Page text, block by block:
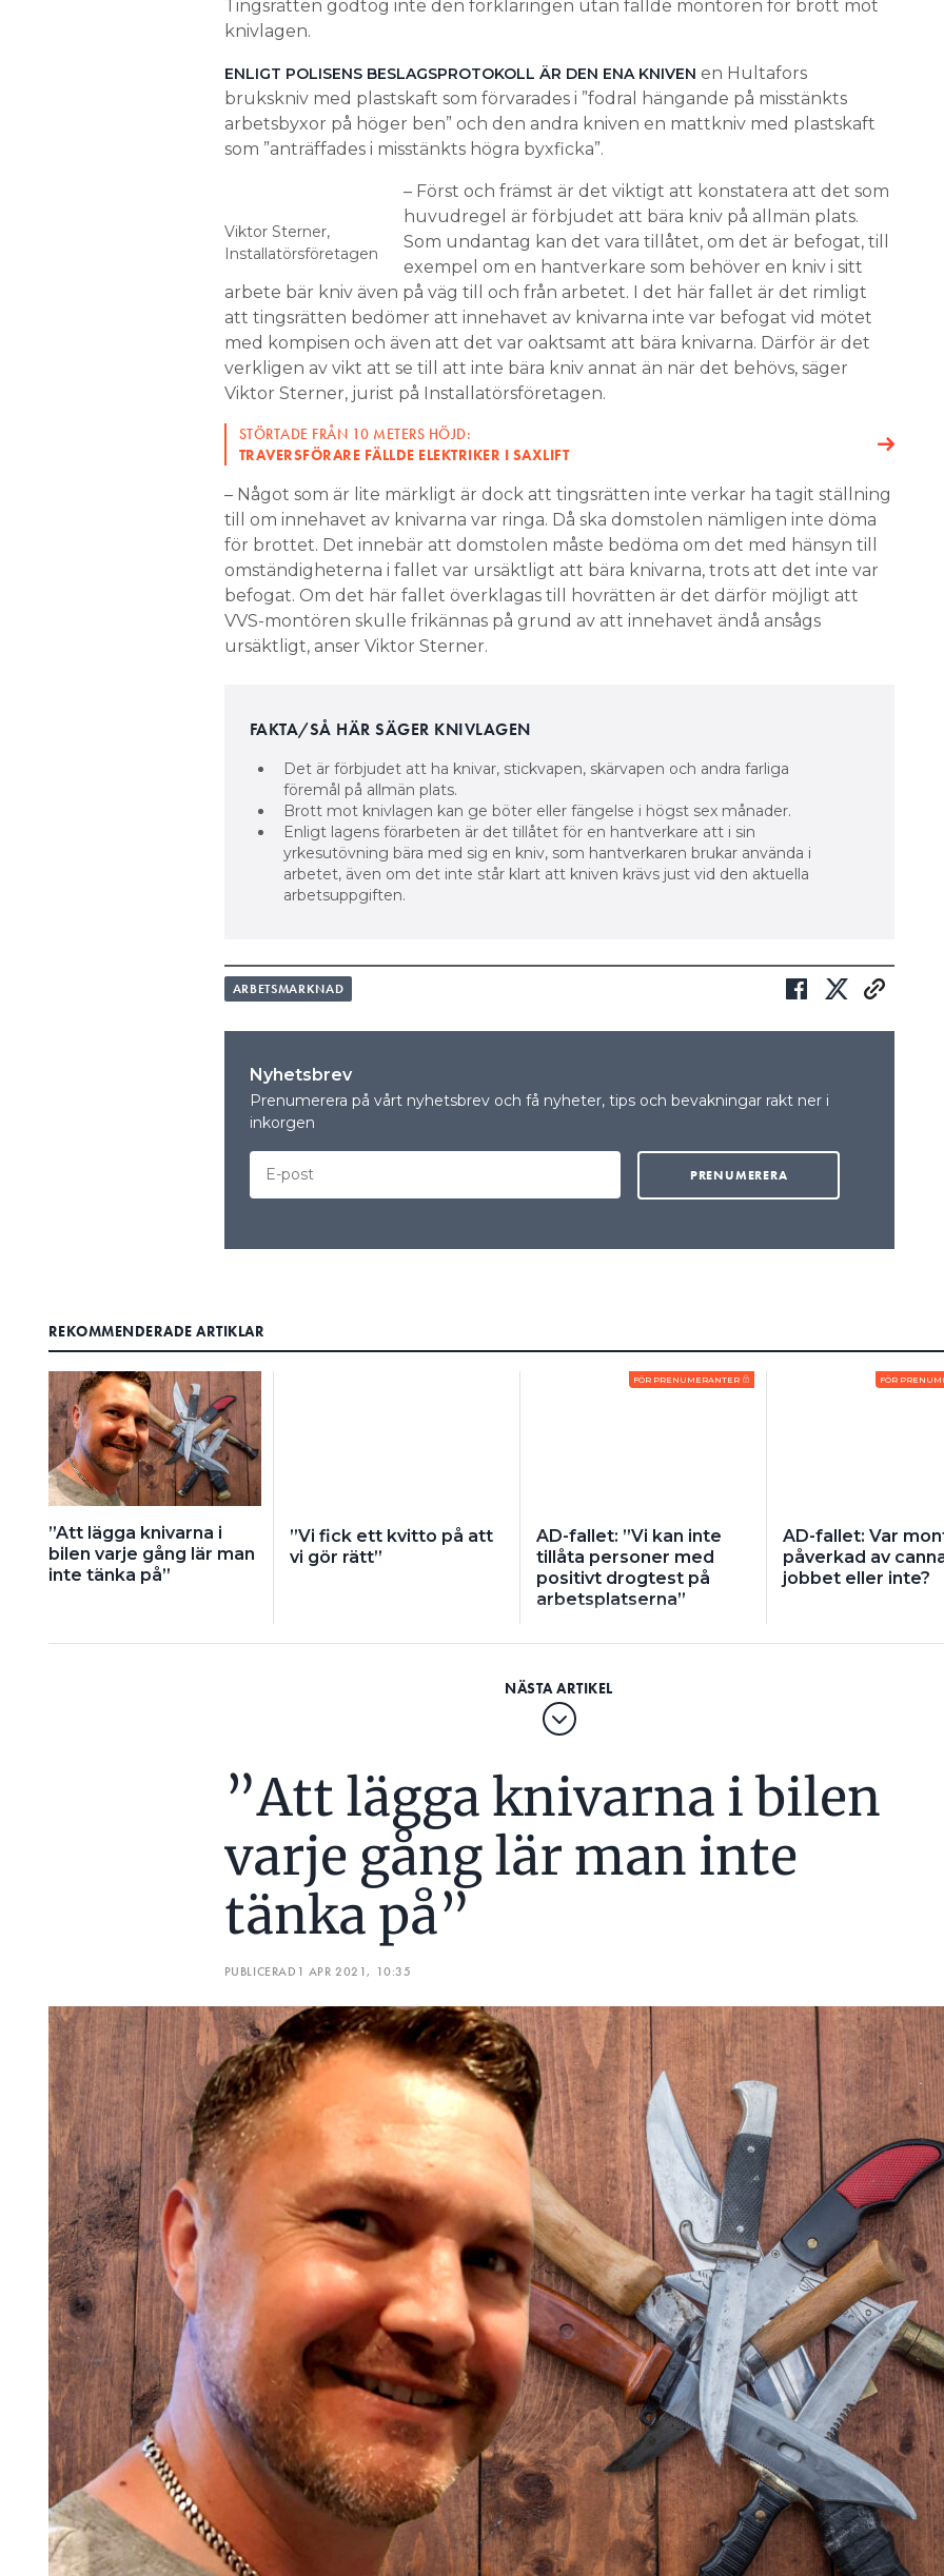
Tingsrätten godtog inte den förklaringen utan fällde montören för brott mot
knivlagen.
ENLIGT POLISENS BESLAGSPROTOKOLL ÄR DEN ENA KNIVEN en Hultafors
brukskniv med plastskaft som förvarades i ”fodral hängande på misstänkts
arbetsbyxor på höger ben” och den andra kniven en mattkniv med plastskaft
som ”anträffades i misstänkts högra byxficka”.
Viktor Sterner,
Installatörsföretagen
– Först och främst är det viktigt att konstatera att det som
huvudregel är förbjudet att bära kniv på allmän plats.
Som undantag kan det vara tillåtet, om det är befogat, till
exempel om en hantverkare som behöver en kniv i sitt
arbete bär kniv även på väg till och från arbetet. I det här fallet är det rimligt
att tingsrätten bedömer att innehavet av knivarna inte var befogat vid mötet
med kompisen och även att det var oaktsamt att bära knivarna. Därför är det
verkligen av vikt att se till att inte bära kniv annat än när det behövs, säger
Viktor Sterner, jurist på Installatörsföretagen.
STÖRTADE FRÅN 10 METERS HÖJD:
TRAVERSFÖRARE FÄLLDE ELEKTRIKER I SAXLIFT
– Något som är lite märkligt är dock att tingsrätten inte verkar ha tagit ställning
till om innehavet av knivarna var ringa. Då ska domstolen nämligen inte döma
för brottet. Det innebär att domstolen måste bedöma om det med hänsyn till
omständigheterna i fallet var ursäktligt att bära knivarna, trots att det inte var
befogat. Om det här fallet överklagas till hovrätten är det därför möjligt att
VVS-montören skulle frikännas på grund av att innehavet ändå ansågs
ursäktligt, anser Viktor Sterner.
FAKTA/SÅ HÄR SÄGER KNIVLAGEN
Det är förbjudet att ha knivar, stickvapen, skärvapen och andra farliga
föremål på allmän plats.
Brott mot knivlagen kan ge böter eller fängelse i högst sex månader.
Enligt lagens förarbeten är det tillåtet för en hantverkare att i sin
yrkesutövning bära med sig en kniv, som hantverkaren brukar använda i
arbetet, även om det inte står klart att kniven krävs just vid den aktuella
arbetsuppgiften.
ARBETSMARKNAD
Nyhetsbrev
Prenumerera på vårt nyhetsbrev och få nyheter, tips och bevakningar rakt ner i
inkorgen
REKOMMENDERADE ARTIKLAR
”Att lägga knivarna i
bilen varje gång lär man
inte tänka på”
”Vi fick ett kvitto på att
vi gör rätt”
FÖR PRENUMERANTER
AD-fallet: ”Vi kan inte
tillåta personer med
positivt drogtest på
arbetsplatserna”
FÖR
AD-fallet: Var
påverkad av
jobbet eller inte?
”Att lägga knivarna i bilen
varje gång lär man inte
tänka på”
PUBLICERAD 1 APR 2021, 10:35